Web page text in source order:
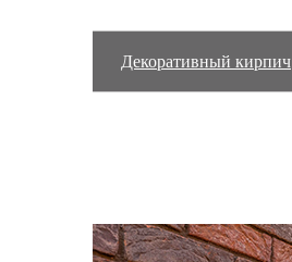
Декоративный кирпич